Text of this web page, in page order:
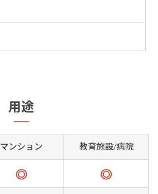
用途
マンション 教育施設/病院